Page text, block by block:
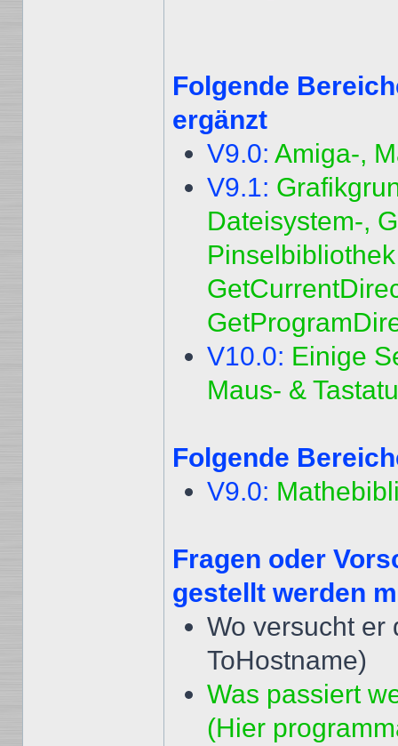
Folgende
ergänzt
V9.0: Amiga-,
V9.1:
Dateisystem-,
V10.0: Einige
Maus- &
Folgende
V9.0:
Fragen oder
gestellt werden
Wo versucht er
ToHostname)
Was passiert
(Hier